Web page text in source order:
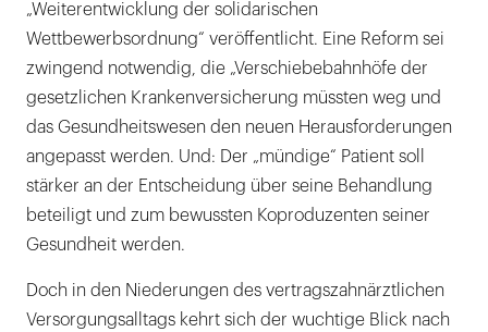
„Weiterentwicklung der solidarischen
Wettbewerbsordnung“ veröffentlicht. Eine Reform sei
zwingend notwendig, die „Verschiebebahnhöfe der
gesetzlichen Krankenversicherung müssten weg und
das Gesundheitswesen den neuen Herausforderungen
angepasst werden. Und: Der „mündige“ Patient soll
stärker an der Entscheidung über seine Behandlung
beteiligt und zum bewussten Koproduzenten seiner
Gesundheit werden.
Doch in den Niederungen des vertragszahnärztlichen
Versorgungsalltags kehrt sich der wuchtige Blick nach